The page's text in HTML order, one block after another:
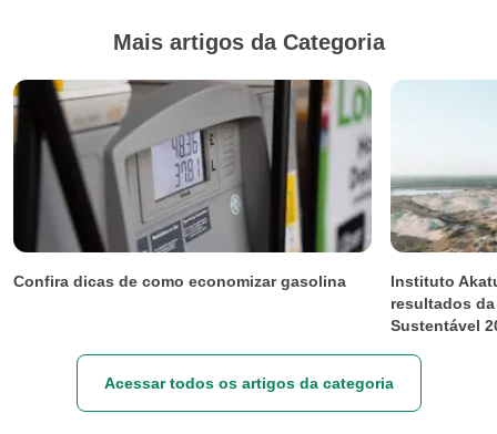
Mais artigos da Categoria
Confira dicas de como economizar gasolina
Instituto
resultados
Sustentável
Acessar todos os artigos da categoria